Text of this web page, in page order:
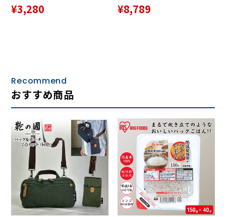
¥3,280 ¥8,789
Recommend
おすすめ商品